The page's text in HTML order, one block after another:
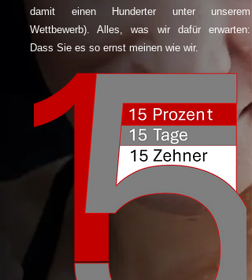
damit einen Hunderter unter unserem
Wettbewerb). Alles, was wir dafür erwarten:
Dass Sie es so ernst meinen wie wir.